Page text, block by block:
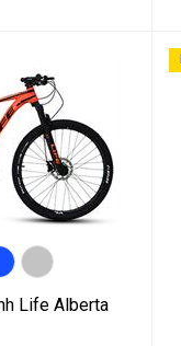
Life Alberta